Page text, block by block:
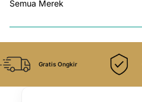
Semua Merek
Gratis Ongkir